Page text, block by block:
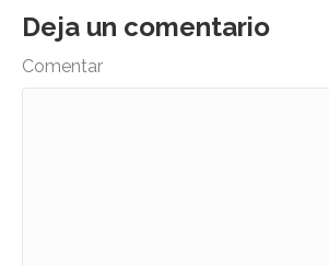
Deja un comentario
Comentar